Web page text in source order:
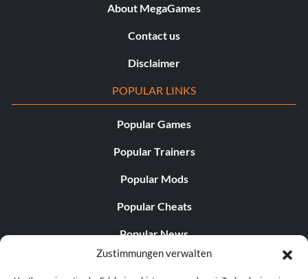
Zustimmungen verwalten
About MegaGames
Contact us
Disclaimer
POPULAR LINKS
Popular Games
Popular Trainers
Popular Mods
Popular Cheats
Popular News
Popular Editorials